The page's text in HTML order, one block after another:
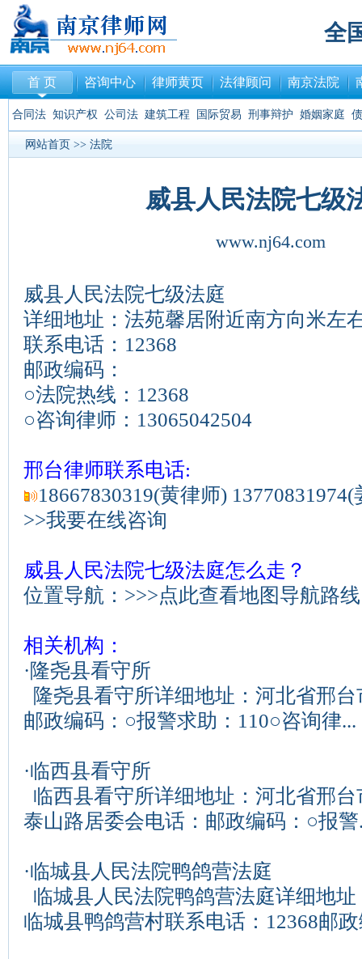
全
首 页 咨询中心 律师黄页 法律顾问 南京法院
合同法 知识产权 公司法 建筑工程 国际贸易 刑事辩护 婚姻家庭
网站首页 >> 法院
威县人民法院七级
www.nj64.com
威县人民法院七级法庭
详细地址：法苑馨居附近南方向米左
联系电话：12368
邮政编码：
○法院热线： 12368
○咨询律师： 13065042504
邢台律师联系电话:
18667830319(黄律师)
>>我要在线咨询
威县人民法院七级法庭怎么走？
位置导航： >>>点此查看地图导航路线
相关机构：
·隆尧县看守所
隆尧县看守所详细地址：河北省邢
邮政编码：○报警求助：110○咨询律...
·临西县看守所
临西县看守所详细地址：河北省邢
泰山路居委会电话：邮政编码：○报警
·临城县人民法院鸭鸽营法庭
临城县人民法院鸭鸽营法庭详细地
临城县鸭鸽营村联系电话：12368邮